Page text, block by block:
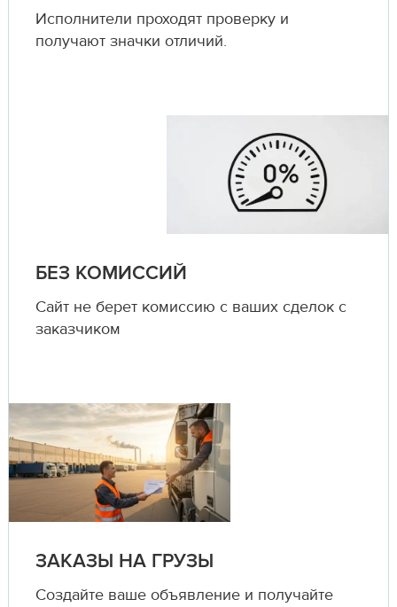
Исполнители проходят проверку и
получают значки отличий.
БЕЗ КОМИССИЙ
Сайт не берет комиссию с ваших сделок с
заказчиком
ЗАКАЗЫ НА ГРУЗЫ
Создайте ваше объявление и получайте